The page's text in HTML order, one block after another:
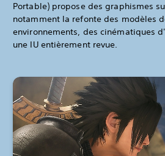
Portable) propose des graphismes
notamment la refonte des modèles
environnements, des cinématiques
une IU entièrement revue.